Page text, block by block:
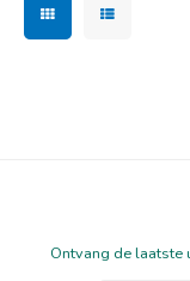
Ontvang de laatste